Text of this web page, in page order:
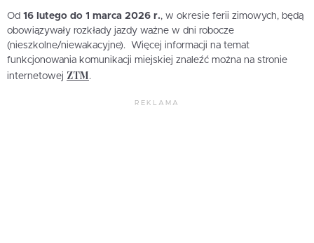
Od 16 lutego do 1 marca 2026 r., w okresie ferii zimowych, będą
obowiązywały rozkłady jazdy ważne w dni robocze
(nieszkolne/niewakacyjne). Więcej informacji na temat
funkcjonowania komunikacji miejskiej znaleźć można na stronie
internetowej ZTM.
REKLAMA